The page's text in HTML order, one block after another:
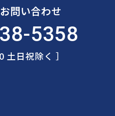
問い合わせ
5358
土日祝除く ］